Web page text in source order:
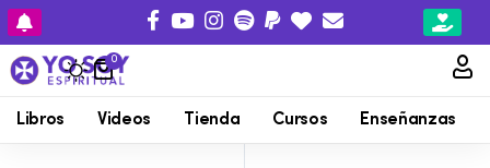
0
Libros Videos Tienda Cursos Enseñanzas